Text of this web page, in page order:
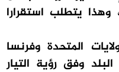
وهذا يتطلب استقرارا
المتحدة وفرنسا
وفق رؤية التيار